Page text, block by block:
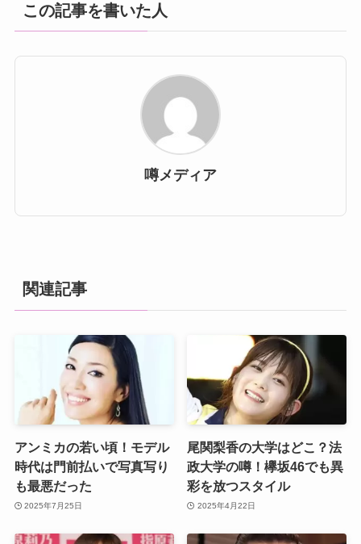
この記事を書いた人
噂メディア
関連記事
アンミカの若い頃！モデル
時代は門前払いで写真写り
も最悪だった
2025年7月25日
尾関梨香の大学はどこ？法
政大学の噂！欅坂46でも異
彩を放つスタイル
2025年4月22日